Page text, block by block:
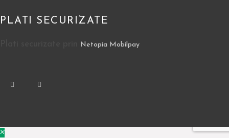
PLATI SECURIZATE
Netopia Mobilpay
×